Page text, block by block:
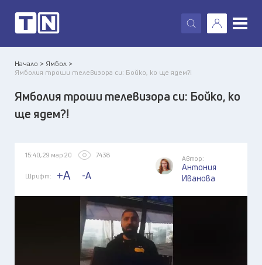
X
Начало > Ямбол >
Ямболия троши телевизора си: Бойко, ко ще ядем?!
Ямболия троши телевизора си: Бойко, ко
ще ядем?!
15:40, 29 мар 20 7438
Шрифт: +A -A
Автор:
Антония
Иванова